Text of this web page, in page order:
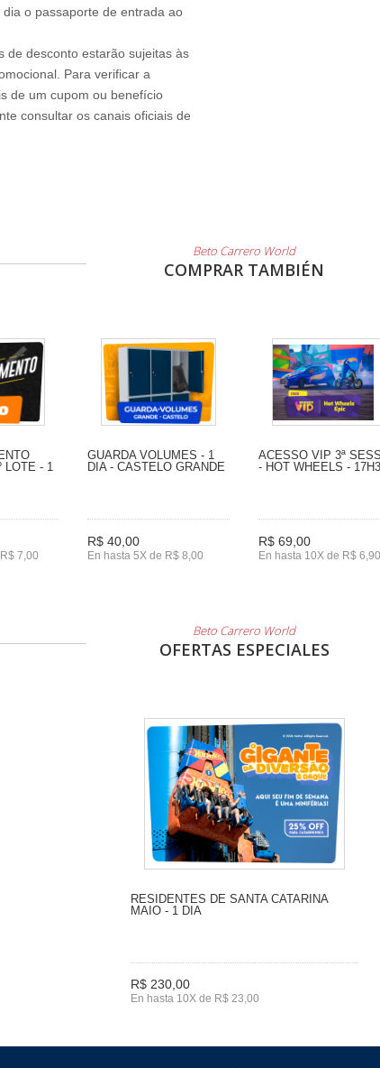
o passaporte de entrada ao
de desconto estarão sujeitas às
Para verificar a
de um cupom ou benefício
consultar os canais oficiais de
Beto Carrero World
COMPRAR TAMBIÉN
LOTE - 1
7,00
GUARDA VOLUMES - 1
DIA - CASTELO GRANDE
R$ 40,00
En hasta 5X de R$ 8,00
ACESSO VIP 3ª
- HOT WHEELS -
R$ 69,00
En hasta 10X de R$ 6,90
Beto Carrero World
OFERTAS ESPECIALES
RESIDENTES DE SANTA CATARINA
MAIO - 1 DIA
R$ 230,00
En hasta 10X de R$ 23,00